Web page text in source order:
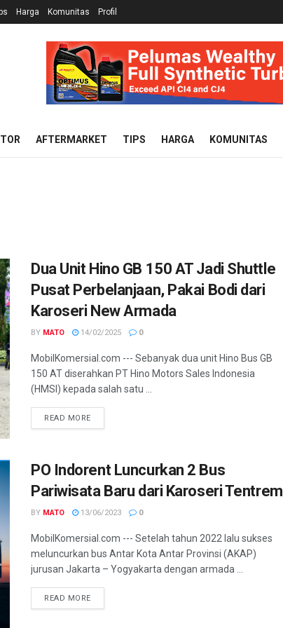
Harga Komunitas Profil
AFTERMARKET TIPS HARGA KOMUNITAS
Dua Unit Hino GB 150 AT Jadi Shuttle
Pusat Perbelanjaan, Pakai Bodi dari
Karoseri New Armada
BY MATO 14/02/2025 0
MobilKomersial.com --- Sebanyak dua unit Hino Bus GB
150 AT diserahkan PT Hino Motors Sales Indonesia
(HMSI) kepada salah satu ...
READ MORE
PO Indorent Luncurkan 2 Bus
Pariwisata Baru dari Karoseri Tentrem
BY MATO 13/06/2023 0
MobilKomersial.com --- Setelah tahun 2022 lalu sukses
meluncurkan bus Antar Kota Antar Provinsi (AKAP)
jurusan Jakarta – Yogyakarta dengan armada ...
READ MORE